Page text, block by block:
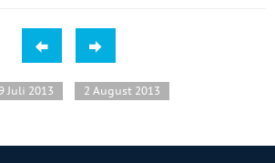
Juli 2013 2 August 2013